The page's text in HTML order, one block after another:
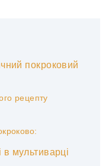
покроковий
рецепту
в мультиварці